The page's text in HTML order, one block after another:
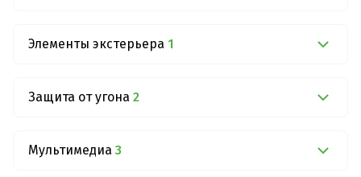
Элементы экстерьера 1
Защита от угона 2
Мультимедиа 3